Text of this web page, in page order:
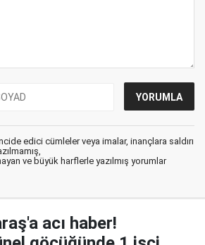
edici cümleler veya imalar, inançlara saldırı
ve büyük harflerle yazılmış yorumlar
acı haber!